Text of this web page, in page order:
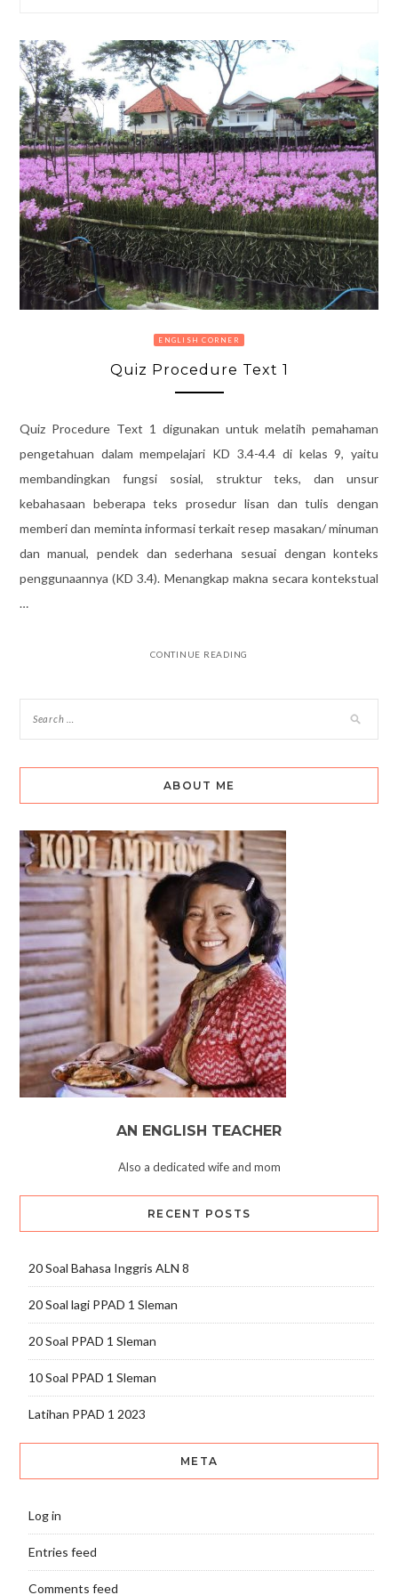
ENGLISH CORNER
Quiz Procedure Text 1
Quiz Procedure Text 1 digunakan untuk melatih pemahaman
pengetahuan dalam mempelajari KD 3.4-4.4 di kelas 9, yaitu
membandingkan fungsi sosial, struktur teks, dan unsur
kebahasaan beberapa teks prosedur lisan dan tulis dengan
memberi dan meminta informasi terkait resep masakan/ minuman
dan manual, pendek dan sederhana sesuai dengan konteks
penggunaannya (KD 3.4). Menangkap makna secara kontekstual
…
CONTINUE READING
ABOUT ME
AN ENGLISH TEACHER
Also a dedicated wife and mom
RECENT POSTS
20 Soal Bahasa Inggris ALN 8
20 Soal lagi PPAD 1 Sleman
20 Soal PPAD 1 Sleman
10 Soal PPAD 1 Sleman
Latihan PPAD 1 2023
META
Log in
Entries feed
Comments feed